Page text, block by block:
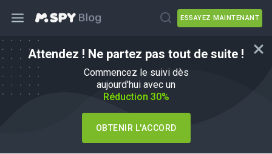
ESSAYEZ MAINTENANT
Attendez ! Ne partez pas tout de suite !
Commencez le suivi dès
aujourd'hui avec un
Réduction 30%
OBTENIR L'ACCORD